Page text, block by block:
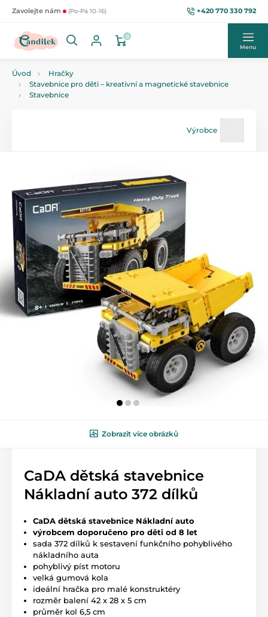
Zavolejte nám (Po-Pá 10-16) +420 770 330 792
0
Menu
Úvod
Hračky
Stavebnice pro děti – kreativní a magnetické stavebnice
Stavebnice
Výrobce
Zobrazit více obrázků
CaDA dětská stavebnice
Nákladní auto 372 dílků
CaDA dětská stavebnice Nákladní auto
výrobcem doporučeno pro děti od 8 let
sada 372 dílků k sestavení funkčního pohyblivého
nákladního auta
pohyblivý píst motoru
velká gumová kola
ideální hračka pro malé konstruktéry
rozměr balení 42 x 28 x 5 cm
průměr kol 6,5 cm